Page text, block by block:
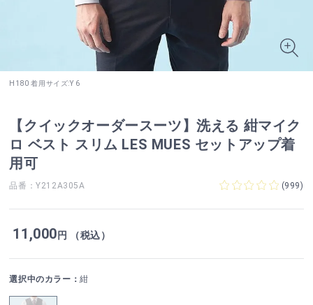
H180 着用サイズ:Y 6
【クイックオーダースーツ】洗える 紺マイク
ロ ベスト スリム LES MUES セットアップ着
用可
品番：Y212A305A (999)
11,000円 （税込）
選択中のカラー：紺